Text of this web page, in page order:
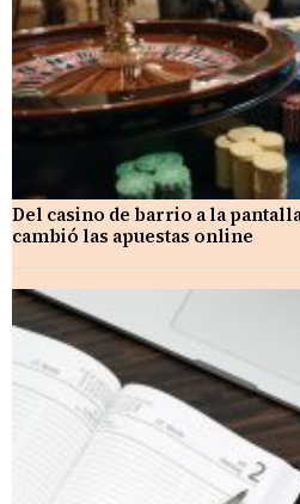
Del casino de barrio a la
cambió las apuestas online